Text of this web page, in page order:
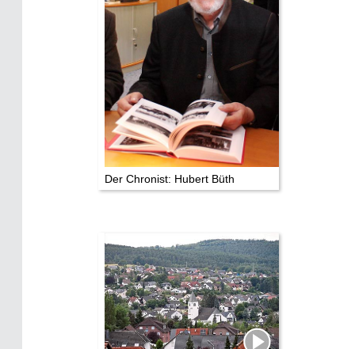
Die Stars:
Wer hat wo gedreht?
Mediathek
Impressum
Datenschutz
Der Chronist: Hubert Büth